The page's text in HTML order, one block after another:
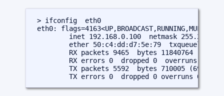
> ifconfig  eth0
eth0:
inet 192.168.0.100  netmask
ether 50:c4:dd:d7:5e:79  txqueuelen
RX packets 9465  bytes 11840764 (11.2
RX errors 0  dropped 0  overruns 0
TX packets 5592  bytes 710005 (693.3
TX errors 0  dropped 0 overruns 0